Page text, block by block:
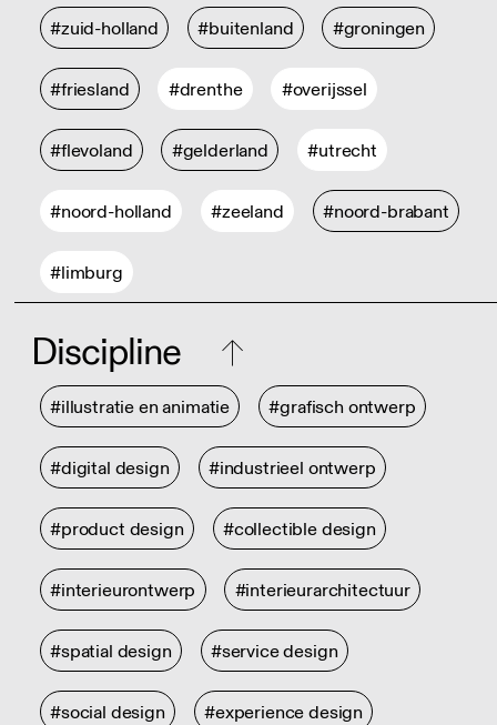
#zuid-holland #buitenland #groningen
#friesland #drenthe #overijssel
#flevoland #gelderland #utrecht
#noord-holland #zeeland #noord-brabant
#limburg
Discipline
#illustratie en animatie #grafisch ontwerp
#digital design #industrieel ontwerp
#product design #collectible design
#interieurontwerp #interieurarchitectuur
#spatial design #service design
#social design #experience design